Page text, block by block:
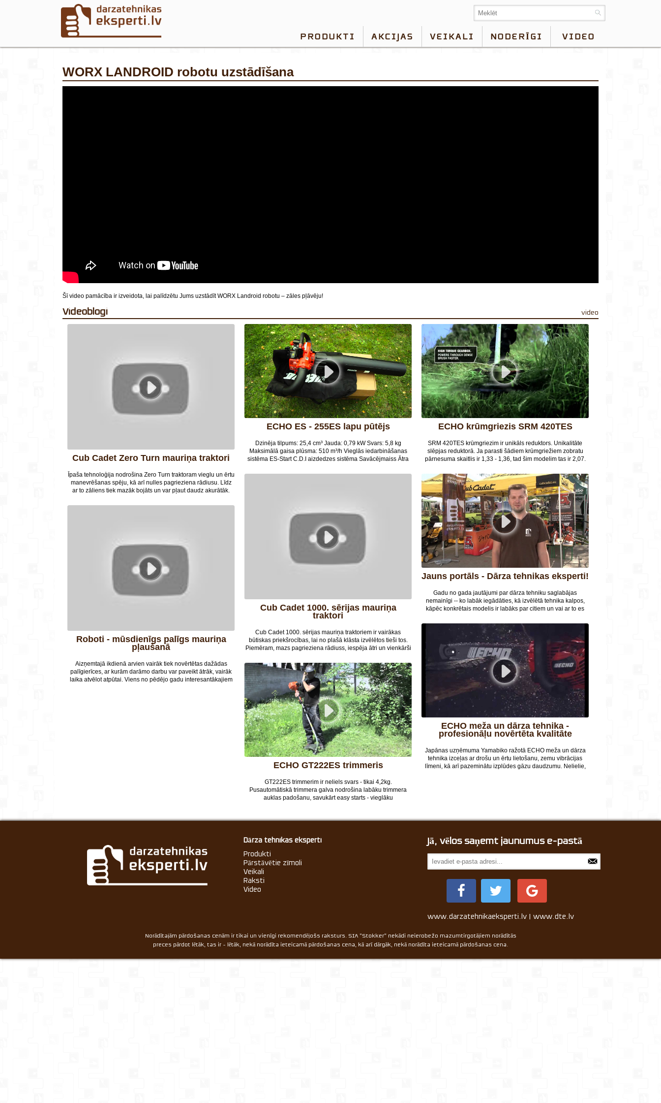
PRODUKTI AKCIJAS VEIKALI NODERĪGI VIDEO
WORX LANDROID robotu uzstādīšana
Šī video pamācība ir izveidota, lai palīdzētu Jums uzstādīt WORX Landroid robotu – zāles pļāvēju!
videoblogi video
Cub Cadet Zero Turn mauriņa traktori
Īpaša tehnoloģija nodrošina Zero Turn traktoram vieglu un ērtu
manevrēšanas spēju, kā arī nulles pagrieziena rādiusu. Līdz
ar to zāliens tiek mazāk bojāts un var pļaut daudz akurātāk.
un nelīdzenu platību.
ECHO ES - 255ES lapu pūtējs
Dzinēja tilpums: 25,4 cm³ Jauda: 0,79 kW Svars: 5,8 kg
Maksimālā gaisa plūsma: 510 m³/h Vieglās iedarbināšanas
sistēma ES-Start C.D.I aizdedzes sistēma Savācējmaiss Ātra
ECHO krūmgriezis SRM 420TES
SRM 420TES krūmgriezim ir unikāls reduktors. Unikalitāte
slēpjas reduktorā. Ja parasti šādiem krūmgriežiem zobratu
pārnesuma skaitlis ir 1,33 - 1,36, tad šim modelim tas ir 2,07.
nevianojami piemērots lielas noslodzes darbiem. Skaties
video un uzzini vairāk par šī krūmgrieža tehnisko specifikāciju!
Cub Cadet 1000. sērijas mauriņa
traktori
Cub Cadet 1000. sērijas mauriņa traktoriem ir vairākas
būtiskas priekšrocības, lai no plašā klāsta izvēlētos tieši tos.
Piemēram, mazs pagrieziena rādiuss, iespēja ātri un vienkārši
savācējgrozu, u.c. 1000. sērijas traktoriem ir pilnībā metināts
tērauda rāmis lielākai stabilitātei un mazākai vibrācijai,
hidrostatiskā vai autodrive pārnesumkārba, kā arī kruīza
kontrole.
Jauns portāls - Dārza tehnikas eksperti!
Gadu no gada jautājumi par dārza tehniku saglabājas
nemainīgi -- ko labāk iegādāties, kā izvēlētā tehnika kalpos,
kāpēc konkrētais modelis ir labāks par citiem un vai ar to es
un vēl citiem jautājumiem, izveidota informatīva interneta
vietne www.darzatehnikaseksperti.lv. Tajā pieredzējuši dārza
tehnikas un instrumentu tirgotāji visā Latvijā dalās ar praktiski
noderīgiem padomiem un ieteikumiem, kas palīdzēs izvēlēties
piemērotāko tehniku un veikt pareizu tās apkopi. Ieskaties un
uzzini arī sev noderīgu informāciju!
Roboti - mūsdienīgs palīgs mauriņa
pļaušanā
Aizņemtajā ikdienā arvien vairāk tiek novērtētas dažādas
palīgierīces, ar kurām darāmo darbu var paveikt ātrāk, vairāk
laika atvēlot atpūtai. Viens no pēdējo gadu interesantākajiem
ECHO meža un dārza tehnika -
profesionāļu novērtēta kvalitāte
Japānas uzņēmuma Yamabiko ražotā ECHO meža un dārza
tehnika izceļas ar drošu un ērtu lietošanu, zemu vibrācijas
līmeni, kā arī pazeminātu izplūdes gāzu daudzumu. Nelielie,
ECHO GT222ES trimmeris
GT222ES trimmerim ir neliels svars - tikai 4,2kg.
Pusautomātiskā trimmera galva nodrošina labāku trimmera
auklas padošanu, savukārt easy starts - vieglāku
galvenajām iezīmēm.
Dārza tehnikas eksperti
Produkti
Pārstāvētie zīmoli
Veikali
Raksti
Video
Jā, vēlos saņemt jaunumus e-pastā
www.darzatehnikaeksperti.lv | www.dte.lv
Norādītajām pārdošanas cenām ir tikai un vienīgi rekomendējošs raksturs. SIA "Stokker" nekādi neierobežo mazumtirgotājiem norādītās
preces pārdot lētāk, tas ir - lētāk, nekā norādīta ieteicamā pārdošanas cena, kā arī dārgāk, nekā norādīta ieteicamā pārdošanas cena.